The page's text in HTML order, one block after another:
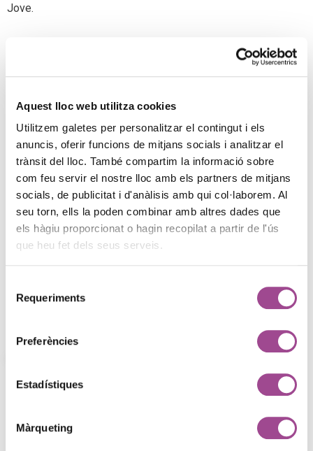
Aquest lloc web utilitza cookies
Utilitzem galetes per personalitzar el contingut i els
anuncis, oferir funcions de mitjans socials i analitzar el
trànsit del lloc. També compartim la informació sobre
com feu servir el nostre lloc amb els partners de mitjans
socials, de publicitat i d'anàlisis amb qui col·laborem. Al
seu torn, ells la poden combinar amb altres dades que
els hàgiu proporcionat o hagin recopilat a partir de l'ús
que heu fet dels seus serveis.
Requeriments
Preferències
Estadístiques
Màrqueting
Jove.
T'ha agradat aquest
Explora els nostres treballs